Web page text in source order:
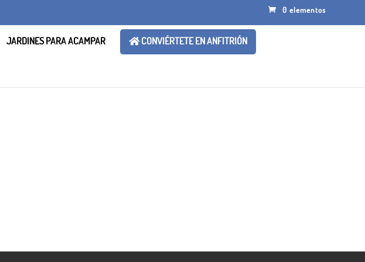
0 elementos
JARDINES PARA ACAMPAR CONVIÉRTETE EN ANFITRIÓN